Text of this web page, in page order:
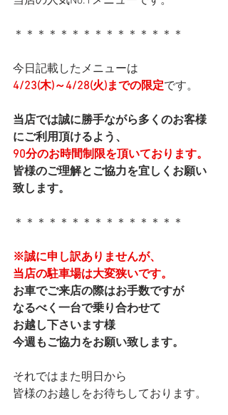
＊＊＊＊＊＊＊＊＊＊＊＊＊＊＊
今日記載したメニューは
4/23(木)～4/28(火)までの限定です。
当店では誠に勝手ながら多くのお客様
にご利用頂けるよう、
90分のお時間制限を頂いております。
皆様のご理解とご協力を宜しくお願い
致します。
＊＊＊＊＊＊＊＊＊＊＊＊＊＊＊
※誠に申し訳ありませんが、
当店の駐車場は大変狭いです。
お車でご来店の際はお手数ですが
なるべく一台で乗り合わせて
お越し下さいます様
今週もご協力をお願い致します。
それではまた明日から
皆様のお越しをお待ちしております。